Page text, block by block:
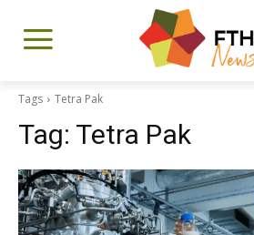
Tags Tetra Pak
Tag: Tetra Pak